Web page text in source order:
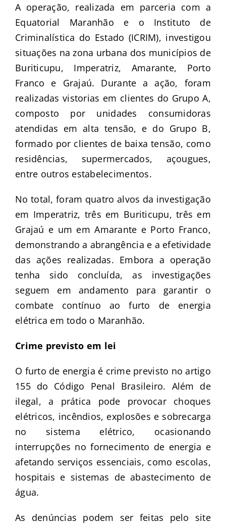
A operação, realizada em parceria com a
Equatorial Maranhão e o Instituto de
Criminalística do Estado (ICRIM), investigou
situações na zona urbana dos municípios de
Buriticupu, Imperatriz, Amarante, Porto
Franco e Grajaú. Durante a ação, foram
realizadas vistorias em clientes do Grupo A,
composto por unidades consumidoras
atendidas em alta tensão, e do Grupo B,
formado por clientes de baixa tensão, como
residências, supermercados, açougues,
entre outros estabelecimentos.
No total, foram quatro alvos da investigação
em Imperatriz, três em Buriticupu, três em
Grajaú e um em Amarante e Porto Franco,
demonstrando a abrangência e a efetividade
das ações realizadas. Embora a operação
tenha sido concluída, as investigações
seguem em andamento para garantir o
combate contínuo ao furto de energia
elétrica em todo o Maranhão.
Crime previsto em lei
O furto de energia é crime previsto no artigo
155 do Código Penal Brasileiro. Além de
ilegal, a prática pode provocar choques
elétricos, incêndios, explosões e sobrecarga
no sistema elétrico, ocasionando
interrupções no fornecimento de energia e
afetando serviços essenciais, como escolas,
hospitais e sistemas de abastecimento de
água.
As denúncias podem ser feitas pelo site